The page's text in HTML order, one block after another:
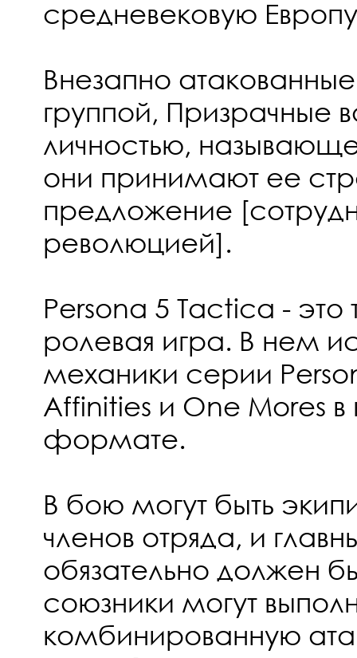
средневековую
Внезапно
группой, Призрачные
личностью,
они принимают ее
предложение
революцией].
Persona 5 Tactica - это
ролевая игра. В нем
механики серии
Affinities и One Mores
формате.
В бою могут быть
членов отряда, и
обязательно должен
союзники могут
комбинированную